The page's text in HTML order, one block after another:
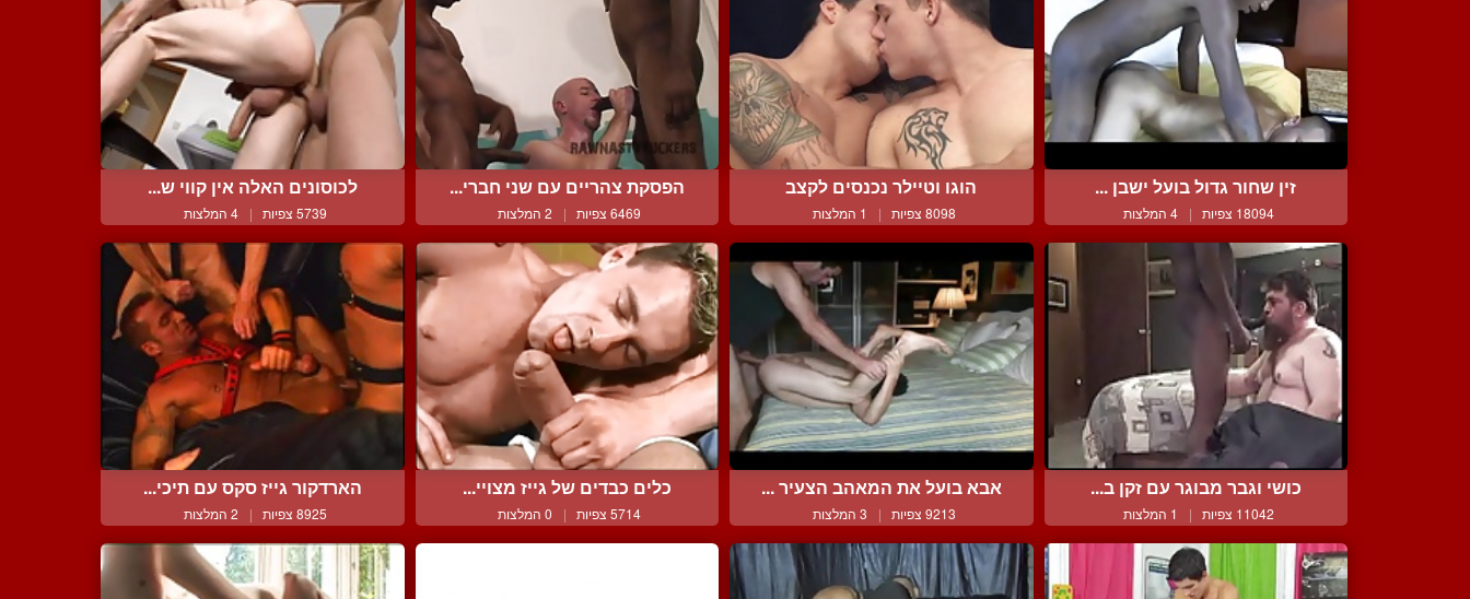
זין שחור גדול בועל ישבן ...
18094 צפיות | 4 המלצות
הוגו וטיילר נכנסים לקצב
8098 צפיות | 1 המלצות
הפסקת צהריים עם שני חברי...
6469 צפיות | 2 המלצות
לכוסונים האלה אין קווי ש...
5739 צפיות | 4 המלצות
כושי וגבר מבוגר עם זקן ב...
11042 צפיות | 1 המלצות
אבא בועל את המאהב הצעיר ...
9213 צפיות | 3 המלצות
כלים כבדים של גייז מצויי...
5714 צפיות | 0 המלצות
הארדקור גייז סקס עם תיכי...
8925 צפיות | 2 המלצות